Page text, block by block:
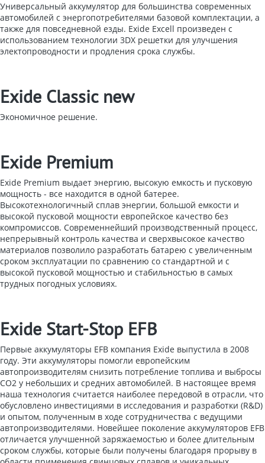
Универсальный аккумулятор для большинства современных
автомобилей с энергопотребителями базовой комплектации, а
также для повседневной езды. Exide Excell произведен с
использованием технологии 3DX решетки для улучшения
электопроводности и продления срока службы.
Exide Classic new
Экономичное решение.
Exide Premium
Exide Premium выдает энергию, высокую емкость и пусковую
мощность - все находится в одной батерее.
Высокотехнологичный сплав энергии, большой емкости и
высокой пусковой мощности европейское качество без
компромиссов. Современнейший производственный процесс,
непрерывный контроль качества и сверхвысокое качество
материалов позволило разработать батарею с увеличенным
срокoм эксплуатации по сравнению со стандартной и с
высокoй пусковoй мощностью и стабильностью в самых
трудных погодных условиях.
Exide Start-Stop EFB
Первые аккумуляторы EFB компания Exide выпустила в 2008
году. Эти аккумуляторы помогли европейским
автопроизводителям снизить потребление топлива и выбросы
СО2 у небольших и средних автомобилей. В настоящее время
наша технология считается наиболее передовой в отрасли, что
обусловлено инвестициями в исследования и разработки (R&D)
и опытом, полученным в ходе сотрудничества с ведущими
автопроизводителями. Новейшее поколение аккумуляторов EFB
отличается улучшенной заряжаемостью и более длительным
сроком службы, которые были получены благодаря прорыву в